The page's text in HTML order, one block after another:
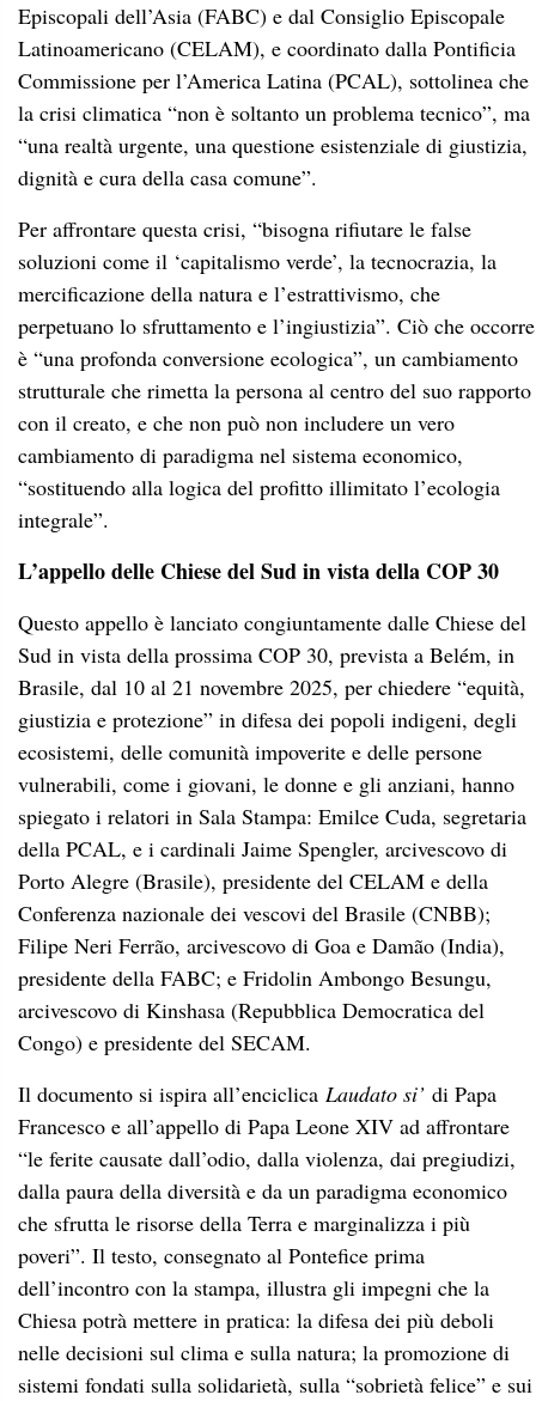
Episcopali dell’Asia (FABC) e dal Consiglio Episcopale
Latinoamericano (CELAM), e coordinato dalla Pontificia
Commissione per l’America Latina (PCAL), sottolinea che
la crisi climatica “non è soltanto un problema tecnico”, ma
“una realtà urgente, una questione esistenziale di giustizia,
dignità e cura della casa comune”.
Per affrontare questa crisi, “bisogna rifiutare le false
soluzioni come il ‘capitalismo verde’, la tecnocrazia, la
mercificazione della natura e l’estrattivismo, che
perpetuano lo sfruttamento e l’ingiustizia”. Ciò che occorre
è “una profonda conversione ecologica”, un cambiamento
strutturale che rimetta la persona al centro del suo rapporto
con il creato, e che non può non includere un vero
cambiamento di paradigma nel sistema economico,
“sostituendo alla logica del profitto illimitato l’ecologia
integrale”.
L’appello delle Chiese del Sud in vista della COP 30
Questo appello è lanciato congiuntamente dalle Chiese del
Sud in vista della prossima COP 30, prevista a Belém, in
Brasile, dal 10 al 21 novembre 2025, per chiedere “equità,
giustizia e protezione” in difesa dei popoli indigeni, degli
ecosistemi, delle comunità impoverite e delle persone
vulnerabili, come i giovani, le donne e gli anziani, hanno
spiegato i relatori in Sala Stampa: Emilce Cuda, segretaria
della PCAL, e i cardinali Jaime Spengler, arcivescovo di
Porto Alegre (Brasile), presidente del CELAM e della
Conferenza nazionale dei vescovi del Brasile (CNBB);
Filipe Neri Ferrão, arcivescovo di Goa e Damão (India),
presidente della FABC; e Fridolin Ambongo Besungu,
arcivescovo di Kinshasa (Repubblica Democratica del
Congo) e presidente del SECAM.
Il documento si ispira all’enciclica Laudato si’ di Papa
Francesco e all’appello di Papa Leone XIV ad affrontare
“le ferite causate dall’odio, dalla violenza, dai pregiudizi,
dalla paura della diversità e da un paradigma economico
che sfrutta le risorse della Terra e marginalizza i più
poveri”. Il testo, consegnato al Pontefice prima
dell’incontro con la stampa, illustra gli impegni che la
Chiesa potrà mettere in pratica: la difesa dei più deboli
nelle decisioni sul clima e sulla natura; la promozione di
sistemi fondati sulla solidarietà, sulla “sobrietà felice” e sui